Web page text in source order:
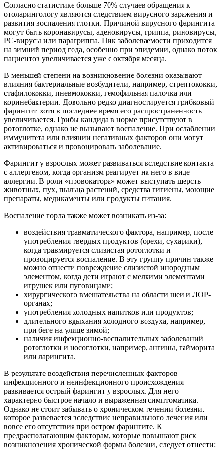
Согласно статистике больше 70% случаев обращения к
отоларингологу являются следствием вирусного заражения и
развития воспаления глотки. Причиной вирусного фарингита
могут быть коронавирусы, аденовирусы, гриппа, риновирусы,
РС-вирусы или парагриппа. Пик заболеваемости приходится
на зимний период года, особенно при эпидемии, однако поток
пациентов увеличивается уже с октября месяца.
В меньшей степени на возникновение болезни оказывают
влияния бактериальные возбудители, например, стрептококки,
стафилококки, пневмококки, гемофильная палочка или
коринебактерии. Довольно редко диагностируется грибковый
фарингит, хотя в последнее время его распространенность
увеличивается. Грибы кандида в норме присутствуют в
ротоглотке, однако не вызывают воспаление. При ослаблении
иммунитета или влиянии негативных факторов они могут
активироваться и провоцировать заболевание.
Фарингит у взрослых может развиваться вследствие контакта
с аллергеном, когда организм реагирует на него в виде
аллергии. В роли «провокатора» может выступать шерсть
животных, пух, пыльца растений, средства гигиены, моющие
препараты, медикаменты или продукты питания.
Воспаление горла также может возникать из-за:
воздействия травматического фактора, например, после
употребления твердых продуктов (орехи, сухарики),
когда травмируется слизистая ротоглотки и
провоцируется воспаление. В эту группу причин также
можно отнести повреждение слизистой инородным
элементом, когда дети играют с мелкими элементами
игрушек или пуговицами;
хирургического вмешательства на области шеи и ЛОР-
органах;
употребления холодных напитков или продуктов;
длительного вдыхания холодного воздуха, например,
при беге на улице зимой;
наличия инфекционно-воспалительных заболеваний
ротоглотки и носоглотки, например, ангины, гайморита
или ларингита.
В результате воздействия перечисленных факторов
инфекционного и неинфекционного происхождения
развивается острый фарингит у взрослых. Для него
характерно быстрое начало и выраженная симптоматика.
Однако не стоит забывать о хроническом течении болезни,
которое развевается вследствие неправильного лечения или
вовсе его отсутствия при остром фарингите. К
предрасполагающим факторам, которые повышают риск
возникновения хронической формы болезни, следует отнести: